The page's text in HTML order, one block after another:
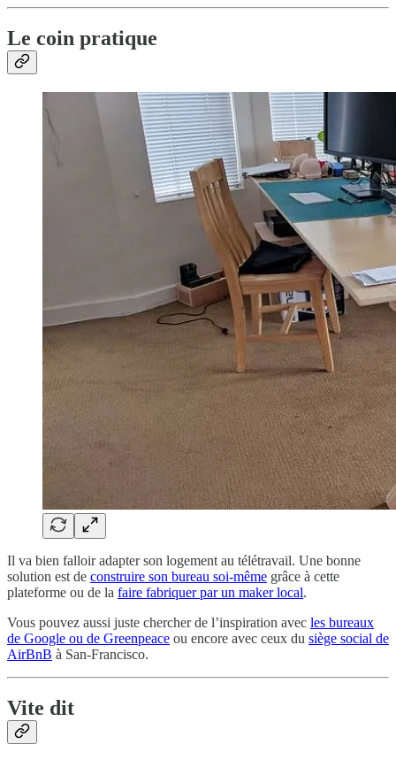
Le coin pratique
Il va bien falloir adapter son logement au télétravail. Une bonne
solution est de construire son bureau soi-même grâce à cette
plateforme ou de la faire fabriquer par un maker local.
Vous pouvez aussi juste chercher de l’inspiration avec les bureaux
de Google ou de Greenpeace ou encore avec ceux du siège social de
AirBnB à San-Francisco.
Vite dit